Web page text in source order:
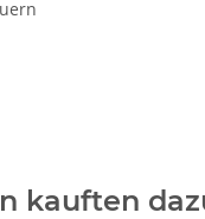
kauften